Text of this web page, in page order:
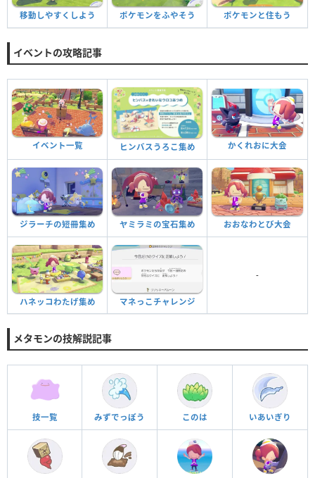
移動しやすくしよう ポケモンをふやそう ポケモンと住もう
イベントの攻略記事
イベント一覧 ヒンバスうろこ集め かくれおに大会
ジラーチの短冊集め ヤミラミの宝石集め おおなわとび大会
ハネッコわたげ集め マネっこチャレンジ
-
メタモンの技解説記事
技一覧 みずでっぽう このは いあいぎり